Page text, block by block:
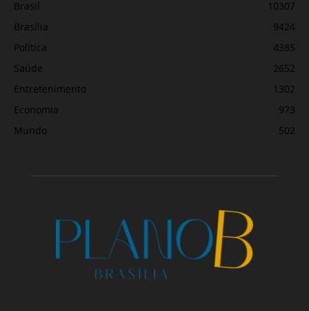
Brasil
10307
Brasília
9424
Política
4385
Saúde
2652
Entretenimento
1302
Economia
973
Mundo
502